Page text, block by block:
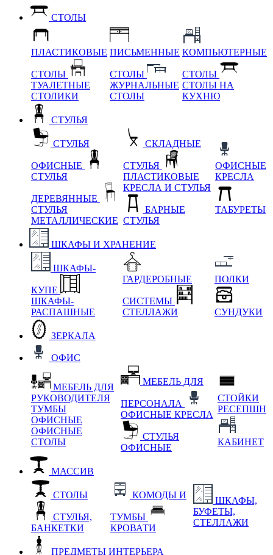
СТОЛЫ
ПЛАСТИКОВЫЕ
СТОЛЫ
ТУАЛЕТНЫЕ
СТОЛИКИ
ПИСЬМЕННЫЕ
СТОЛЫ
ЖУРНАЛЬНЫЕ
СТОЛЫ
КОМПЬЮТЕРНЫЕ
СТОЛЫ
СТОЛЫ НА
КУХНЮ
СТУЛЬЯ
СТУЛЬЯ
ОФИСНЫЕ
СТУЛЬЯ
ДЕРЕВЯННЫЕ
СТУЛЬЯ
МЕТАЛЛИЧЕСКИЕ
СКЛАДНЫЕ
СТУЛЬЯ
ПЛАСТИКОВЫЕ
КРЕСЛА И СТУЛЬЯ
БАРНЫЕ
СТУЛЬЯ
ОФИСНЫЕ
КРЕСЛА
ТАБУРЕТЫ
ШКАФЫ И ХРАНЕНИЕ
ШКАФЫ-
КУПЕ
ШКАФЫ-
РАСПАШНЫЕ
ГАРДЕРОБНЫЕ
СИСТЕМЫ
СТЕЛЛАЖИ
ПОЛКИ
СУНДУКИ
ЗЕРКАЛА
ОФИС
МЕБЕЛЬ ДЛЯ
РУКОВОДИТЕЛЯ
ТУМБЫ
ОФИСНЫЕ
ОФИСНЫЕ
СТОЛЫ
МЕБЕЛЬ ДЛЯ
ПЕРСОНАЛА
ОФИСНЫЕ КРЕСЛА
СТУЛЬЯ
ОФИСНЫЕ
СТОЙКИ
РЕСЕПШН
КАБИНЕТ
МАССИВ
СТОЛЫ
СТУЛЬЯ,
БАНКЕТКИ
КОМОДЫ И
ТУМБЫ
КРОВАТИ
ШКАФЫ,
БУФЕТЫ,
СТЕЛЛАЖИ
ПРЕДМЕТЫ ИНТЕРЬЕРА